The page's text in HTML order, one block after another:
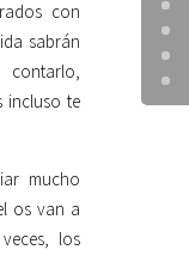
con
sabrán
incluso te
mucho
os van a
los